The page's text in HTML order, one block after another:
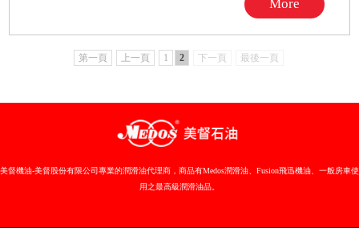
More
第一頁 上一頁 1 2 下一頁 最後一頁
美督機油-美督股份有限公司專業的潤滑油代理商，商品有Medos潤滑油、Fusion飛迅機油、一般房車使
用之最高級潤滑油品。